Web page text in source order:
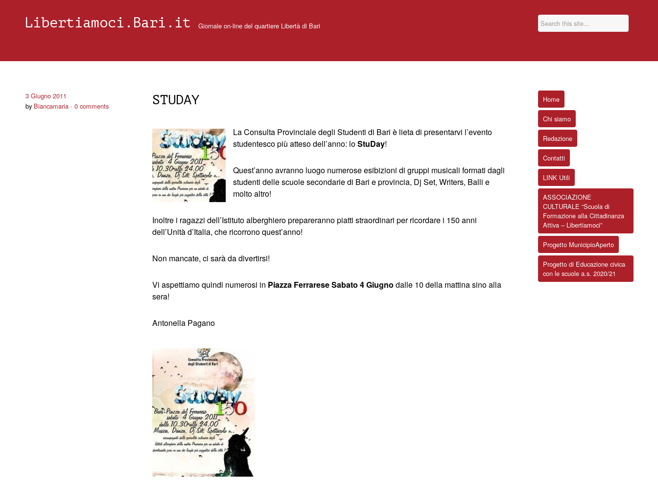
Libertiamoci.Bari.it Giornale on-line del quartiere Libertà di Bari
STUDAY
3 Giugno 2011
by Biancamaria 0 comments
La Consulta Provinciale degli Studenti di Bari è lieta di presentarvi l’evento
studentesco più atteso dell’anno: loStuDay!
Quest’anno avranno luogo numerose esibizioni di gruppi musicali formati dagli
studenti delle scuole secondarie di Bari e provincia, Dj Set, Writers, Balli e
molto altro!
Inoltre i ragazzi dell’Istituto alberghiero prepareranno piatti straordinari per ricordare i 150 anni
dell’Unità d’Italia, che ricorrono quest’anno!
Non mancate, ci sarà da divertirsi!
Vi aspettiamo quindi numerosi in Piazza Ferrarese Sabato 4 Giugno dalle 10 della mattina sino alla
sera!
Antonella Pagano
Home
Chi siamo
Redazione
Contatti
LINK Utili
ASSOCIAZIONE
CULTURALE “Scuola di
Formazione alla Cittadinanza
Attiva – Libertiamoci”
Progetto MunicipioAperto
Progetto di Educazione civica
con le scuole a.s. 2020/21